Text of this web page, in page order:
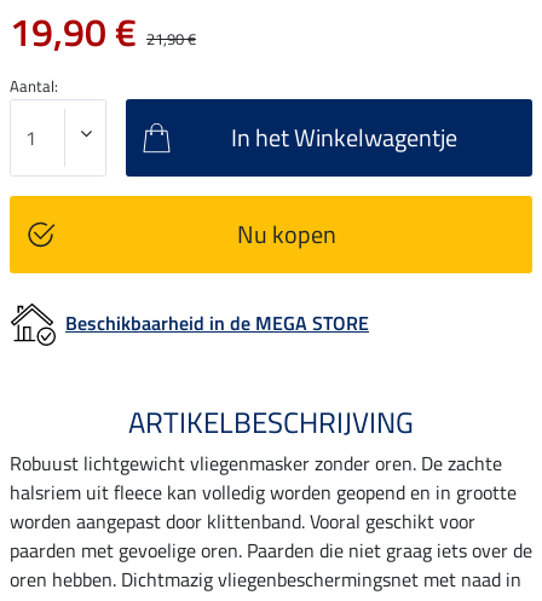
19,90 € 21,90 €
Aantal:
In het Winkelwagentje
Nu kopen
Beschikbaarheid in de MEGA STORE
ARTIKELBESCHRIJVING
Robuust lichtgewicht vliegenmasker zonder oren. De zachte
halsriem uit fleece kan volledig worden geopend en in grootte
worden aangepast door klittenband. Vooral geschikt voor
paarden met gevoelige oren. Paarden die niet graag iets over de
oren hebben. Dichtmazig vliegenbeschermingsnet met naad in